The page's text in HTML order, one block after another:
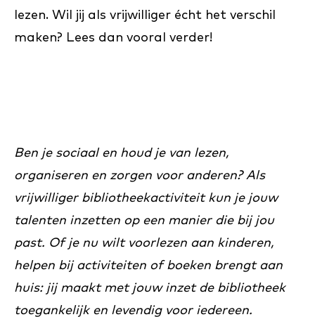
lezen. Wil jij als vrijwilliger écht het verschil
maken? Lees dan vooral verder!
Ben je sociaal en houd je van lezen,
organiseren en zorgen voor anderen? Als
vrijwilliger bibliotheekactiviteit kun je jouw
talenten inzetten op een manier die bij jou
past. Of je nu wilt voorlezen aan kinderen,
helpen bij activiteiten of boeken brengt aan
huis: jij maakt met jouw inzet de bibliotheek
toegankelijk en levendig voor iedereen.